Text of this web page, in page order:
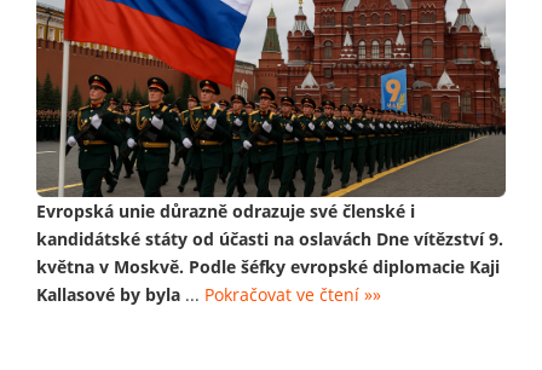
Evropská unie důrazně odrazuje své členské i
kandidátské státy od účasti na oslavách Dne vítězství 9.
května v Moskvě. Podle šéfky evropské diplomacie Kaji
Kallasové by byla ... Pokračovat ve čtení »»